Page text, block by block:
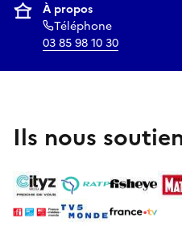
À propos
Téléphone
03 85 98 10 30
Ils nous